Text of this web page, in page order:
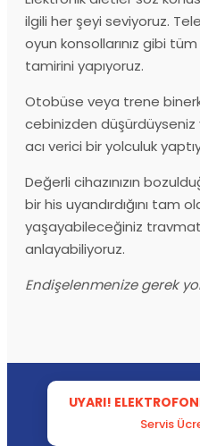
ilgili her şeyi seviyoruz.
oyun konsollarınız gibi tüm
tamirini yapıyoruz.
Otobüse veya trene
cebinizden
acı verici bir yolculuk
Değerli cihazınızın
bir his uyandırdığını tam
yaşayabileceğiniz
anlayabiliyoruz.
Endişelenmenize gerek
UYARI!
Servis